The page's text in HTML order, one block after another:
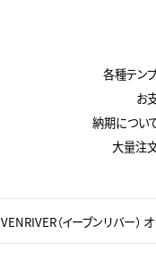
各種テン
お
納期につい
大量注
（イーブンリバー）